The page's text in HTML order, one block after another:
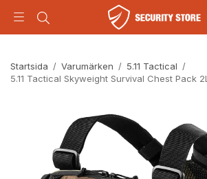
Startsida / Varumärken / 5.11 Tactical /
5.11 Tactical Skyweight Survival Chest Pack 2L